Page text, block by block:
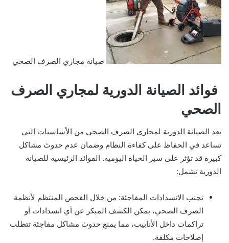
صيانة مجاري الصرف الصحي
فوائد الصيانة الدورية لمجاري الصرف
الصحي
تعد الصيانة الدورية لمجاري الصرف الصحي من الأساسيات التي
تساعد في الحفاظ على كفاءة النظام وضمان عدم حدوث مشاكل
كبيرة قد تؤثر على سير الحياة اليومية. الفوائد الرئيسية للصيانة
الدورية تشمل:
تجنب الانسدادات المفاجئة: من خلال الفحص المنتظم لأنظمة
الصرف الصحي، يمكن الكشف المبكر عن أي انسدادات أو
تراكمات داخل الأنابيب، مما يمنع حدوث مشاكل مفاجئة تتطلب
إصلاحات مكلفة.